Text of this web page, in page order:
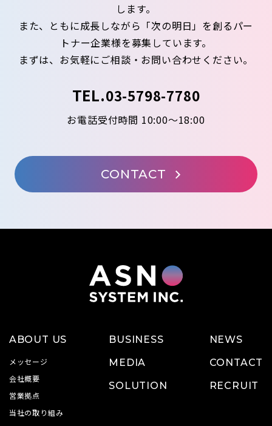
します。
また、ともに成長しながら「次の明日」を創るパー
トナー企業様を募集しています。
まずは、お気軽にご相談・お問い合わせください。
TEL.03-5798-7780
お電話受付時間 10:00～18:00
CONTACT
ABOUT US
メッセージ
会社概要
営業拠点
当社の取り組み
BUSINESS
MEDIA
SOLUTION
NEWS
CONTACT
RECRUIT